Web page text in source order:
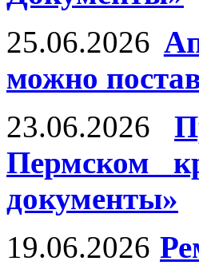
25.06.2026
можно
23.06.2026
Пермском
документы»
19.06.2026